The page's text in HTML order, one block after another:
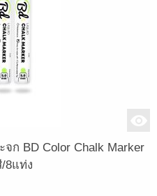
ก BD Color Chalk Marker
8แท่ง